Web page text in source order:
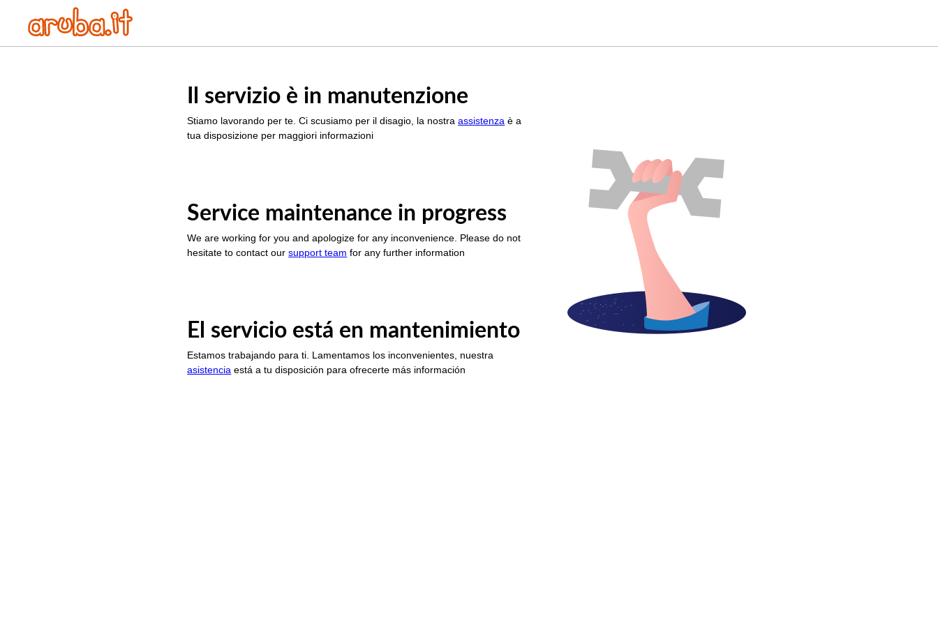
Il servizio è in manutenzione
Stiamo lavorando per te. Ci scusiamo per il disagio, la nostraassistenza è a
tua disposizione per maggiori informazioni
Service maintenance in progress
We are working for you and apologize for any inconvenience. Please do not
hesitate to contact oursupport team for any further information
El servicio está en mantenimiento
Estamos trabajando para ti. Lamentamos los inconvenientes, nuestra
asistencia está a tu disposición para ofrecerte más información